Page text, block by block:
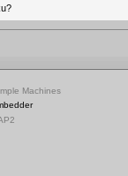
Machines